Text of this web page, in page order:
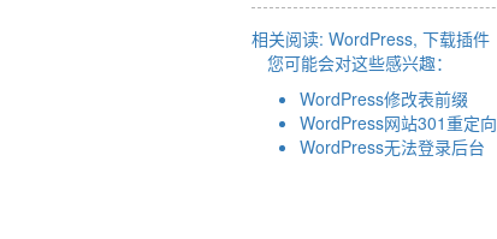
相关阅读: WordPress, 下载插件
您可能会对这些感兴趣：
WordPress修改表前缀
WordPress网站301重定向
WordPress无法登录后台